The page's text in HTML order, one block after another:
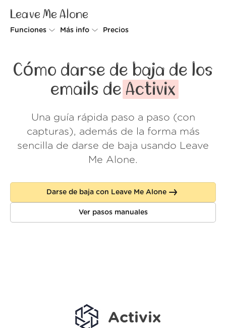
Leave Me Alone
Funciones
Spam Blocker
Do-not-disturb
Más info
Cómo funciona
Seguridad
Muro de amor
FAQ
Precios
Cómo darse de baja de los
emails de Activix
Una guía rápida paso a paso (con
capturas), además de la forma más
sencilla de darse de baja usando Leave
Me Alone.
Darse de baja con Leave Me Alone
Ver pasos manuales
Activix